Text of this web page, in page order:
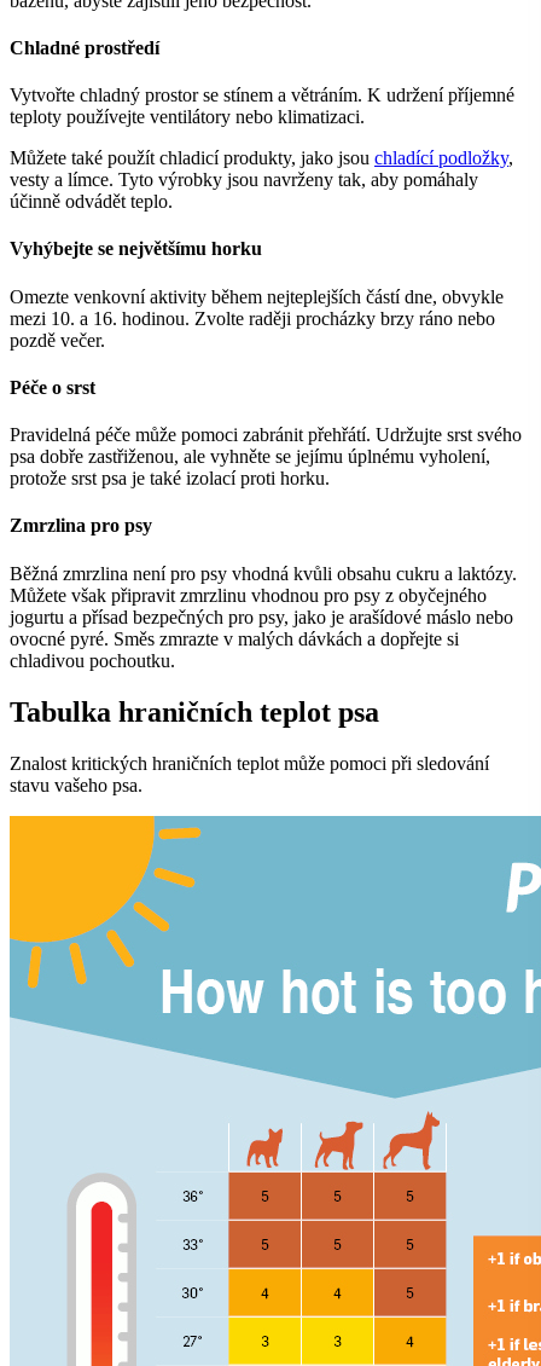
Chladné prostředí
Vytvořte chladný prostor se stínem a větráním. K udržení příjemné
teploty používejte ventilátory nebo klimatizaci.
Můžete také použít chladicí produkty, jako jsou chladící podložky,
vesty a límce. Tyto výrobky jsou navrženy tak, aby pomáhaly
účinně odvádět teplo.
Vyhýbejte se největšímu horku
Omezte venkovní aktivity během nejteplejších částí dne, obvykle
mezi 10. a 16. hodinou. Zvolte raději procházky brzy ráno nebo
pozdě večer.
Péče o srst
Pravidelná péče může pomoci zabránit přehřátí. Udržujte srst svého
psa dobře zastřiženou, ale vyhněte se jejímu úplnému vyholení,
protože srst psa je také izolací proti horku.
Zmrzlina pro psy
Běžná zmrzlina není pro psy vhodná kvůli obsahu cukru a laktózy.
Můžete však připravit zmrzlinu vhodnou pro psy z obyčejného
jogurtu a přísad bezpečných pro psy, jako je arašídové máslo nebo
ovocné pyré. Směs zmrazte v malých dávkách a dopřejte si
chladivou pochoutku.
Tabulka hraničních teplot psa
Znalost kritických hraničních teplot může pomoci při sledování
stavu vašeho psa.